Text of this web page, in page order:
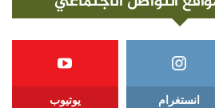
انستغرام يوتيوب